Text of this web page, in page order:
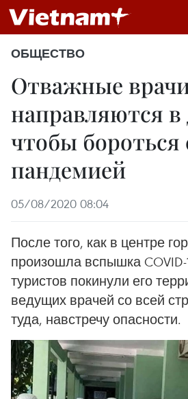
ОБЩЕСТВО
Отважные
направляются в
чтобы бороться
пандемией
05/08/2020 08:04
После того, как в центре
произошла вспышка COVID-
туристов покинули его
ведущих врачей со всей
туда, навстречу опасности.